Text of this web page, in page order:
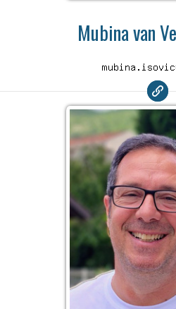
Mubina van